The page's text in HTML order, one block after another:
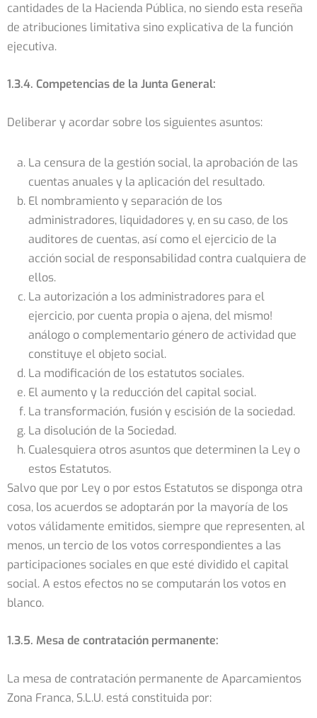
cantidades de la Hacienda Pública, no siendo esta reseña
de atribuciones limitativa sino explicativa de la función
ejecutiva.
1.3.4. Competencias de la Junta General:
Deliberar y acordar sobre los siguientes asuntos:
La censura de la gestión social, la aprobación de las
cuentas anuales y la aplicación del resultado.
El nombramiento y separación de los
administradores, liquidadores y, en su caso, de los
auditores de cuentas, así como el ejercicio de la
acción social de responsabilidad contra cualquiera de
ellos.
La autorización a los administradores para el
ejercicio, por cuenta propia o ajena, del mismo!
análogo o complementario género de actividad que
constituye el objeto social.
La modificación de los estatutos sociales.
El aumento y la reducción del capital social.
La transformación, fusión y escisión de la sociedad.
La disolución de la Sociedad.
Cualesquiera otros asuntos que determinen la Ley o
estos Estatutos.
Salvo que por Ley o por estos Estatutos se disponga otra
cosa, los acuerdos se adoptarán por la mayoría de los
votos válidamente emitidos, siempre que representen, al
menos, un tercio de los votos correspondientes a las
participaciones sociales en que esté dividido el capital
social. A estos efectos no se computarán los votos en
blanco.
1.3.5. Mesa de contratación permanente:
La mesa de contratación permanente de Aparcamientos
Zona Franca, S.L.U. está constituida por: